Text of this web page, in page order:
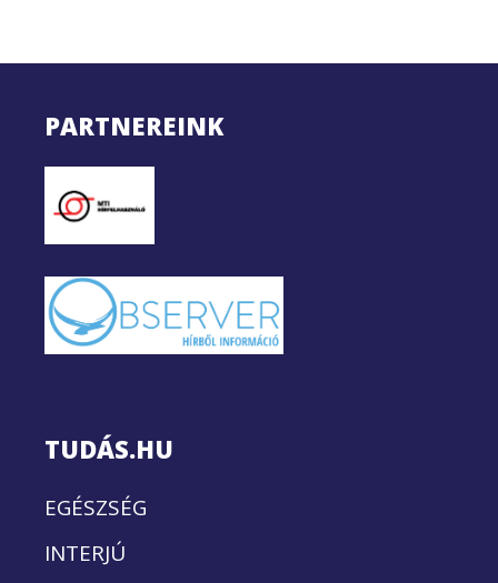
PARTNEREINK
TUDÁS.HU
EGÉSZSÉG
INTERJÚ